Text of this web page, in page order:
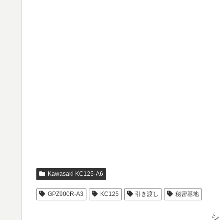
Kawasaki KC125-A6
GPZ900R-A3 KC125 引き渡し 秘密基地